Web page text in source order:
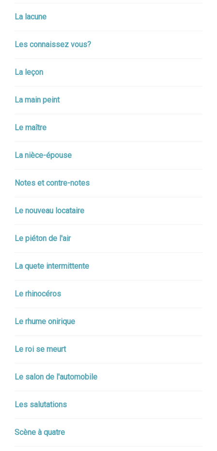
La lacune
Les connaissez vous?
La leçon
La main peint
Le maître
La nièce-épouse
Notes et contre-notes
Le nouveau locataire
Le piéton de l'air
La quete intermittente
Le rhinocéros
Le rhume onirique
Le roi se meurt
Le salon de l'automobile
Les salutations
Scène à quatre